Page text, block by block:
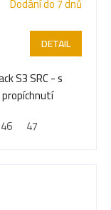
DETAIL
S3 SRC - s
46 47